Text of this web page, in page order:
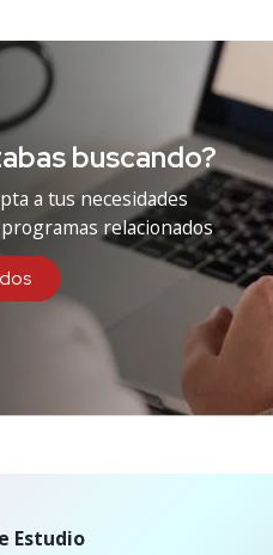
buscando?
a tus necesidades
relacionados
Estudio